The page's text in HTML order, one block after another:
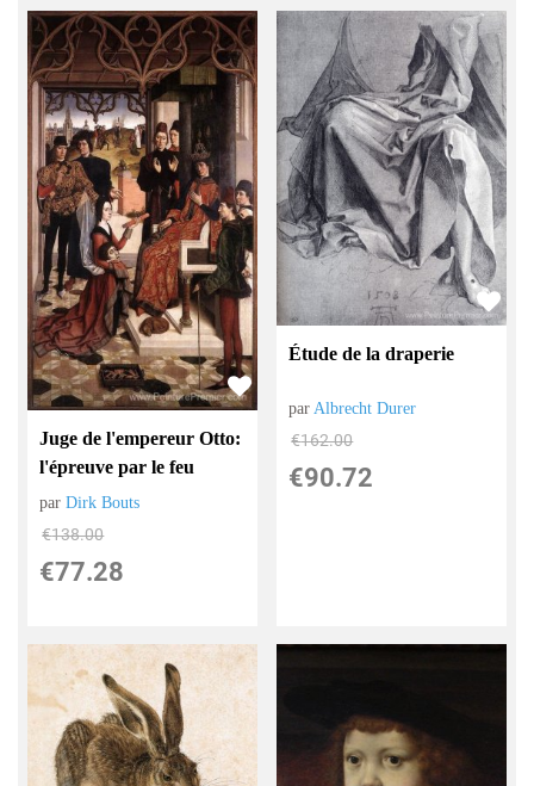
Juge de l'empereur Otto:
l'épreuve par le feu
parDirk Bouts
€138.00
€77.28
Étude de la draperie
par Albrecht Durer
€162.00
€90.72